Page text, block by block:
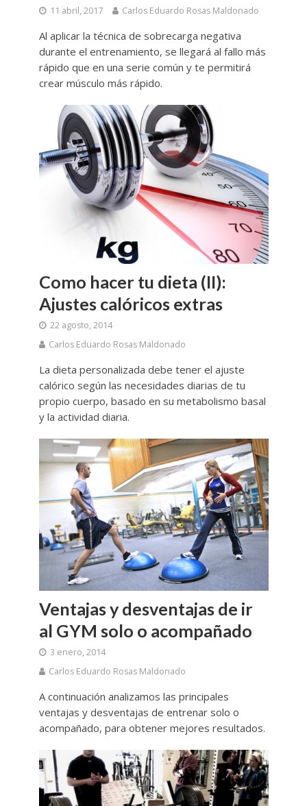
11 abril, 2017 Carlos Eduardo Rosas Maldonado
Al aplicar la técnica de sobrecarga negativa
durante el entrenamiento, se llegará al fallo más
rápido que en una serie común y te permitirá
crear músculo más rápido.
Como hacer tu dieta (II):
Ajustes calóricos extras
22 agosto, 2014
Carlos Eduardo Rosas Maldonado
La dieta personalizada debe tener el ajuste
calórico según las necesidades diarias de tu
propio cuerpo, basado en su metabolismo basal
y la actividad diaria.
Ventajas y desventajas de ir
al GYM solo o acompañado
3 enero, 2014
Carlos Eduardo Rosas Maldonado
A continuación analizamos las principales
ventajas y desventajas de entrenar solo o
acompañado, para obtener mejores resultados.